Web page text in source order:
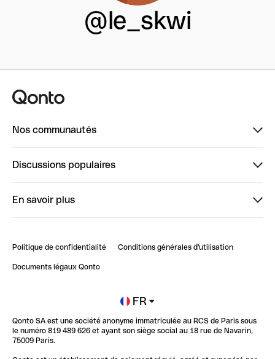
@le_skwi
Nos communautés
ClubQonto
Discussions populaires
Impact de l'IA sur les carrières/productivité
En savoir plus
Blog
Newsroom
Glossaire finance
Politique de confidentialité Conditions générales d'utilisation
Documents légaux Qonto
FR
Qonto SA est une société anonyme immatriculée au RCS de Paris sous
le numéro 819 489 626 et ayant son siège social au 18 rue de Navarin,
75009 Paris.